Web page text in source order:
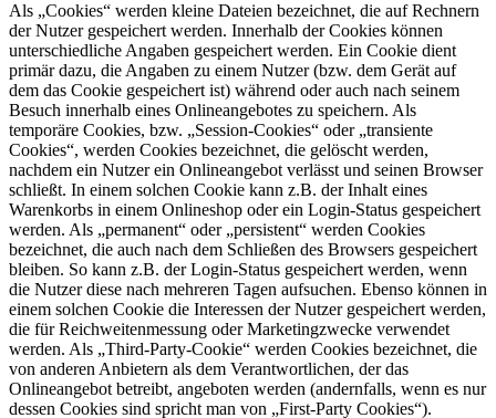
Als „Cookies“ werden kleine Dateien bezeichnet, die auf Rechnern
der Nutzer gespeichert werden. Innerhalb der Cookies können
unterschiedliche Angaben gespeichert werden. Ein Cookie dient
primär dazu, die Angaben zu einem Nutzer (bzw. dem Gerät auf
dem das Cookie gespeichert ist) während oder auch nach seinem
Besuch innerhalb eines Onlineangebotes zu speichern. Als
temporäre Cookies, bzw. „Session-Cookies“ oder „transiente
Cookies“, werden Cookies bezeichnet, die gelöscht werden,
nachdem ein Nutzer ein Onlineangebot verlässt und seinen Browser
schließt. In einem solchen Cookie kann z.B. der Inhalt eines
Warenkorbs in einem Onlineshop oder ein Login-Status gespeichert
werden. Als „permanent“ oder „persistent“ werden Cookies
bezeichnet, die auch nach dem Schließen des Browsers gespeichert
bleiben. So kann z.B. der Login-Status gespeichert werden, wenn
die Nutzer diese nach mehreren Tagen aufsuchen. Ebenso können in
einem solchen Cookie die Interessen der Nutzer gespeichert werden,
die für Reichweitenmessung oder Marketingzwecke verwendet
werden. Als „Third-Party-Cookie“ werden Cookies bezeichnet, die
von anderen Anbietern als dem Verantwortlichen, der das
Onlineangebot betreibt, angeboten werden (andernfalls, wenn es nur
dessen Cookies sind spricht man von „First-Party Cookies“).